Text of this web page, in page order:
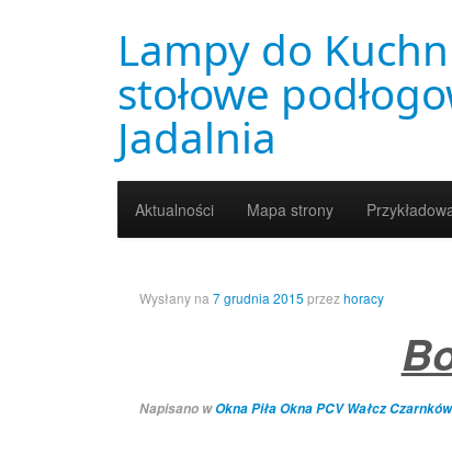
Lampy do
stołowe
Jadalnia
Aktualności Mapa strony
Wysłany na 7 grudnia 2015 przezhoracy
Napisano wOkna Piła Okna PCV Wałcz